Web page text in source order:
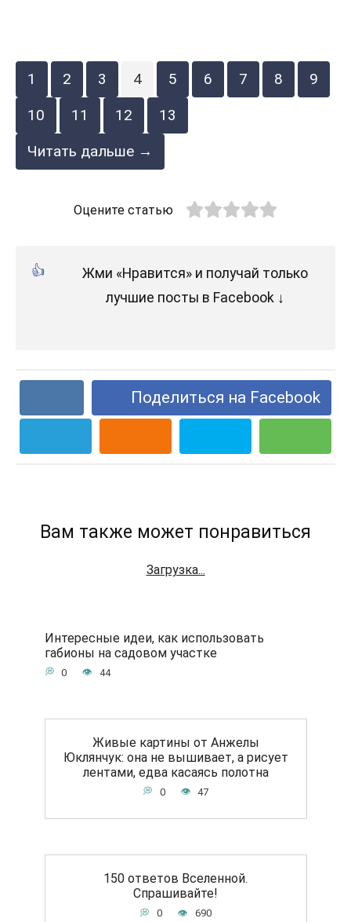
1 2 3 4 5 6 7 8
9
10
11 12
13
Читать дальше →
Оцените статью
Жми «Нравится» и получай только
лучшие посты в Facebook ↓
Поделиться на Facebook
Вам также может понравиться
Загрузка...
Интересные идеи, как использовать
габионы на садовом участке
0 44
Живые картины от Анжелы
Юклянчук: она не вышивает, а рисует
лентами, едва касаясь полотна
0 47
150 ответов Вселенной.
Спрашивайте!
0 690